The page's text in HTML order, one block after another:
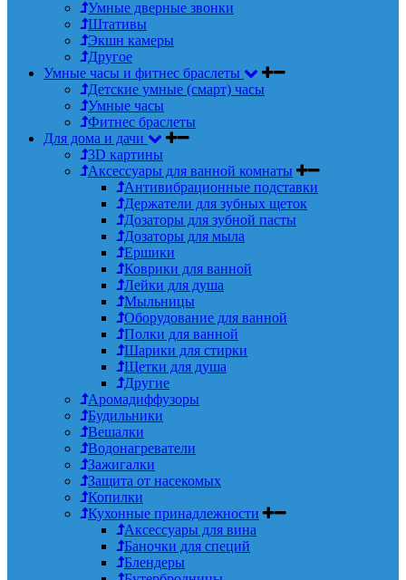
Умные дверные звонки
Штативы
Экшн камеры
Другое
Умные часы и фитнес браслеты
Детские умные (смарт) часы
Умные часы
Фитнес браслеты
Для дома и дачи
3D картины
Аксессуары для ванной комнаты
Антивибрационные подставки
Держатели для зубных щеток
Дозаторы для зубной пасты
Дозаторы для мыла
Ершики
Коврики для ванной
Лейки для душа
Мыльницы
Оборудование для ванной
Полки для ванной
Шарики для стирки
Щетки для душа
Другие
Аромадиффузоры
Будильники
Вешалки
Водонагреватели
Зажигалки
Защита от насекомых
Копилки
Кухонные принадлежности
Аксессуары для вина
Баночки для специй
Блендеры